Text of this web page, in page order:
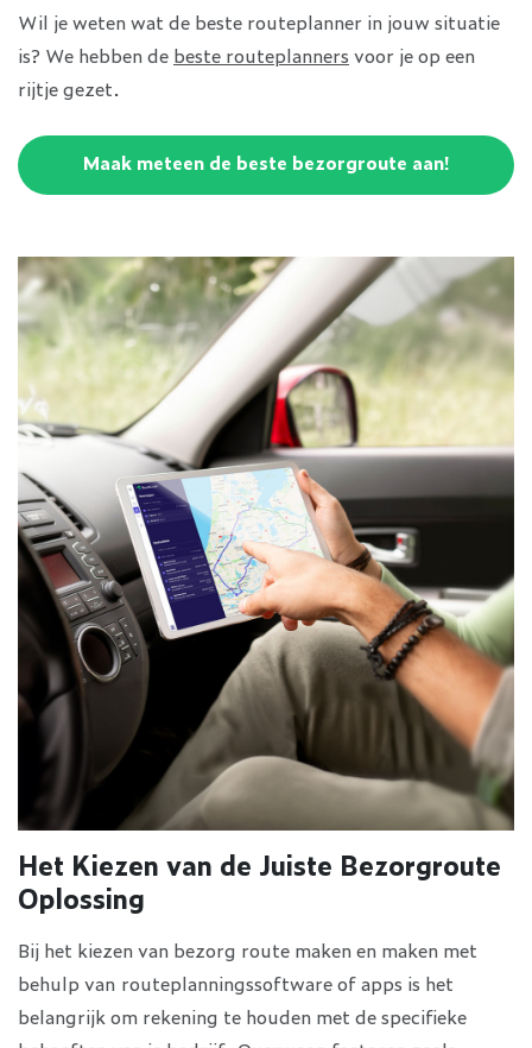
Wil je weten wat de beste routeplanner in jouw situatie
is? We hebben de beste routeplanners voor je op een
rijtje gezet.
Maak meteen de beste bezorgroute aan!
Het Kiezen van de Juiste Bezorgroute
Oplossing
Bij het kiezen van bezorg route maken en maken met
behulp van routeplanningssoftware of apps is het
belangrijk om rekening te houden met de specifieke